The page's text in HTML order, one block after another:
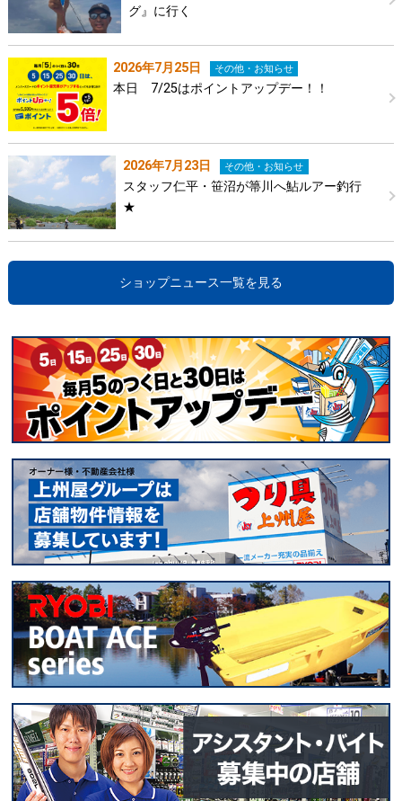
グ』に行く
2026年7月25日 その他・お知らせ
本日 7/25はポイントアップデー！！
2026年7月23日 その他・お知らせ
スタッフ仁平・笹沼が箒川へ鮎ルアー釣行
★
ショップニュース一覧を見る